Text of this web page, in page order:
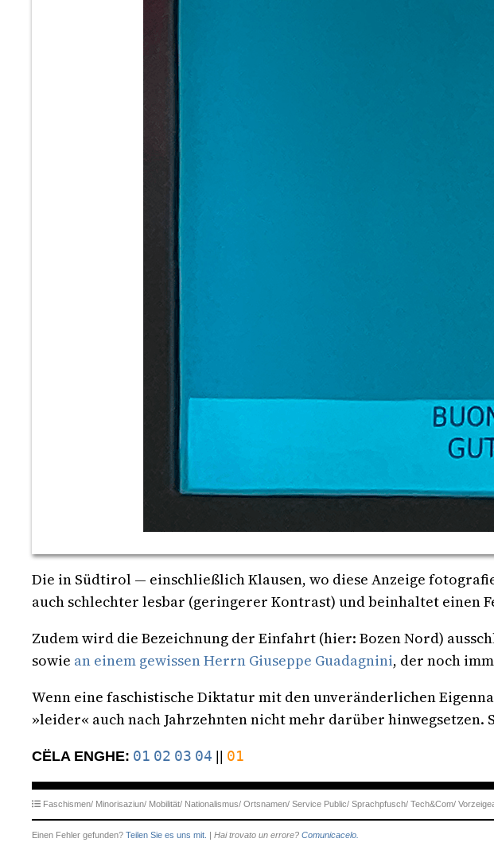
Die in Südtirol — einschließlich Klausen, wo diese Anzeige
auch schlechter lesbar (geringerer Kontrast) und beinhaltet einen
Zudem wird die Bezeichnung der Einfahrt (hier: Bozen Nord)
sowie an einem gewissen Herrn Giuseppe Guadagnini, der noch
Wenn eine faschistische Diktatur mit den unveränderlichen
»leider« auch nach Jahrzehnten nicht mehr darüber hinwegsetzen.
CËLA ENGHE: 01 02 03 04 01
Faschismen/ Minorisaziun/ Mobilität/ Nationalismus/ Ortsnamen/ Service Public/ Sprachpfusch/ Tech&Com/
Einen Fehler gefunden? Teilen Sie es uns mit. | Hai trovato un errore? Comunicacelo.